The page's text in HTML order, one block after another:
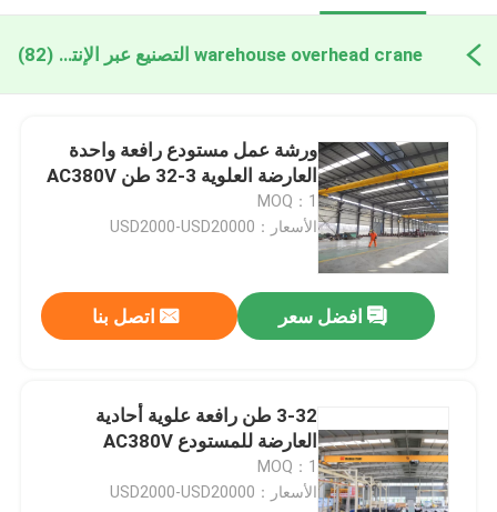
warehouse overhead crane التصنيع عبر الإنترنت (82)
ورشة عمل مستودع رافعة واحدة
العارضة العلوية 3-32 طن AC380V
MOQ：1
الأسعار：USD2000-USD20000
افضل سعر اتصل بنا
3-32 طن رافعة علوية أحادية
العارضة للمستودع AC380V
MOQ：1
الأسعار：USD2000-USD20000